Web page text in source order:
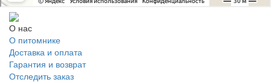
О нас
О питомнике
Доставка и оплата
Гарантия и возврат
Отследить заказ